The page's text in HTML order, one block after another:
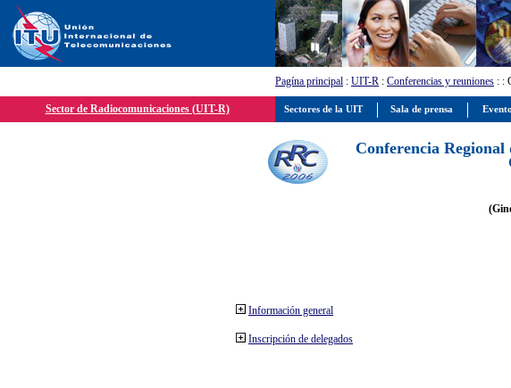
Pagína principal : UIT-R : Conferencias y reuniones : :
Sector de Radiocomunicaciones (UIT-R)
Conferencia Regional
Información general
Inscripción de delegados
Sectores de la UIT Sala de prensa